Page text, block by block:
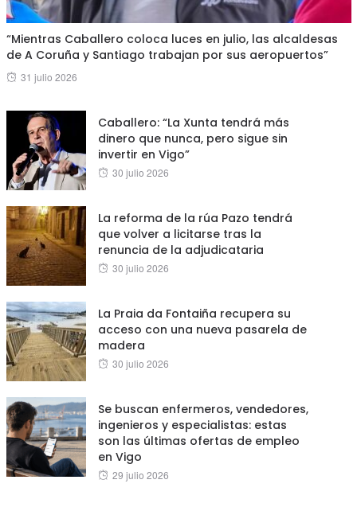
“Mientras Caballero coloca luces en julio, las alcaldesas
de A Coruña y Santiago trabajan por sus aeropuertos”
Posted
31 julio 2026
Caballero: “La Xunta tendrá más
dinero que nunca, pero sigue sin
invertir en Vigo”
Posted
30 julio 2026
La reforma de la rúa Pazo tendrá
que volver a licitarse tras la
renuncia de la adjudicataria
Posted
30 julio 2026
La Praia da Fontaiña recupera su
acceso con una nueva pasarela de
madera
Posted
30 julio 2026
Se buscan enfermeros, vendedores,
ingenieros y especialistas: estas
son las últimas ofertas de empleo
en Vigo
Posted
29 julio 2026